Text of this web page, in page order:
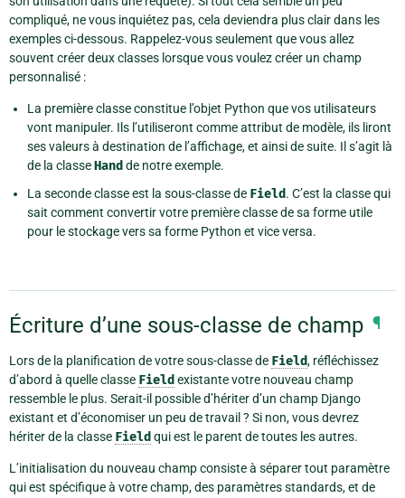
compliqué, ne vous inquiétez pas, cela deviendra plus clair dans les
exemples ci-dessous. Rappelez-vous seulement que vous allez
souvent créer deux classes lorsque vous voulez créer un champ
personnalisé :
La première classe constitue l’objet Python que vos utilisateurs
vont manipuler. Ils l’utiliseront comme attribut de modèle, ils liront
ses valeurs à destination de l’affichage, et ainsi de suite. Il s’agit là
de la classeHand de notre exemple.
La seconde classe est la sous-classe de Field. C’est la classe qui
sait comment convertir votre première classe de sa forme utile
pour le stockage vers sa forme Python et vice versa.
Écriture d’une sous-classe de champ ¶
Lors de la planification de votre sous-classe de Field, réfléchissez
d’abord à quelle classe Field existante votre nouveau champ
ressemble le plus. Serait-il possible d’hériter d’un champ Django
existant et d’économiser un peu de travail ? Si non, vous devrez
hériter de la classe Field qui est le parent de toutes les autres.
L’initialisation du nouveau champ consiste à séparer tout paramètre
qui est spécifique à votre champ, des paramètres standards, et de